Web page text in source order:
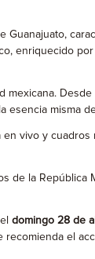
Guanajuato,
enriquecido
esencia misma
vivo y
de la República
domingo 28 de
recomienda el